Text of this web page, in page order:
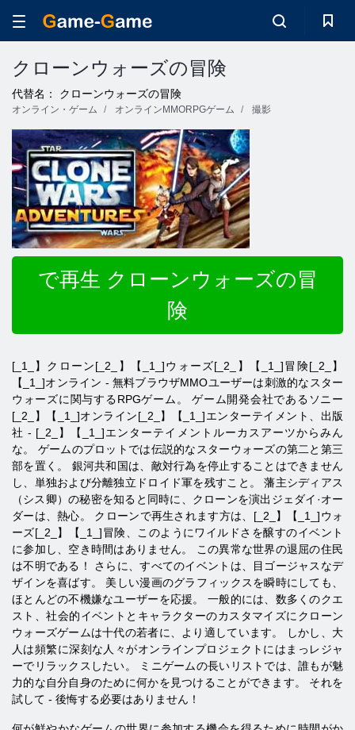
クローンウォーズの冒険
代替名： クローンウォーズの冒険
オンライン・ゲーム オンラインMMORPGゲーム 撮影
で再生 クローンウォーズの冒
険
[_1_】クローン[_2_】【_1_]ウォーズ[_2_】【_1_]冒険[_2_】
【_1_]オンライン - 無料ブラウザMMOユーザーは刺激的なスター
ウォーズに関与するRPGゲーム。 ゲーム開発会社である ソニー
[_2_】【_1_]オンライン[_2_】【_1_]エンターテイメント
、出版
社 - [_2_】【_1_]エンターテイメントルーカスアーツからみん
な。 ゲームのプロットでは伝説的なスターウォーズの第二と第三
部を置く。 銀河共和国は、敵対行為を停止することはできません
し、単独および分離独立ドロイド軍を残すこと。 藩主シディアス
（シス卿）の秘密を知ると同時に、クローンを演出ジェダイ·オー
ダーは、熱心。 クローンで再生されます方は、[_2_】【_1_]ウォ
ーズ[_2_】【_1_]冒険 、このようにワイルドさを醸すのイベント
に参加し、空き時間はありません。 この異常な世界の退屈の住民
は不明である！ さらに、すべてのイベントは、目ゴージャスなデ
ザインを喜ばす。 美しい漫画のグラフィックスを瞬時にしても、
ほとんどの不機嫌なユーザーを応援。 一般的には、数多くのクエ
スト、社会的イベントとキャラクターのカスタマイズにクローン
ウォーズゲームは十代の若者に、より適しています。 しかし、大
人は頻繁に深刻な人々がオンラインプロジェクトにはまっレジャ
ーでリラックスしたい。 ミニゲームの長いリストでは、誰もが魅
力的な自分自身のために何かを見つけることができます。 それを
試して - 後悔する必要はありません！